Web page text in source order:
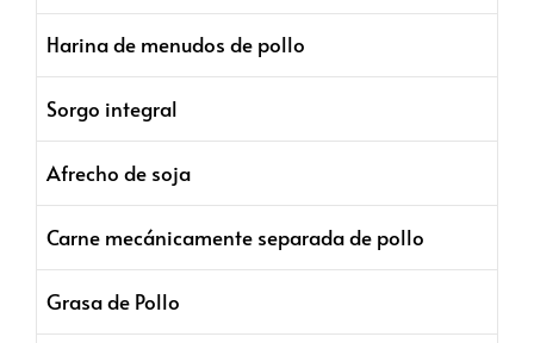
Harina de menudos de pollo
Sorgo integral
Afrecho de soja
Carne mecánicamente separada de pollo
Grasa de Pollo